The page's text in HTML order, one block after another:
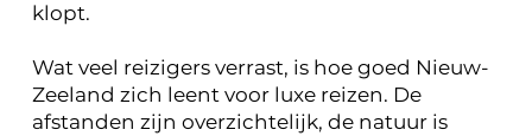
klopt.
Wat veel reizigers verrast, is hoe goed Nieuw-
Zeeland zich leent voor luxe reizen. De
afstanden zijn overzichtelijk, de natuur is